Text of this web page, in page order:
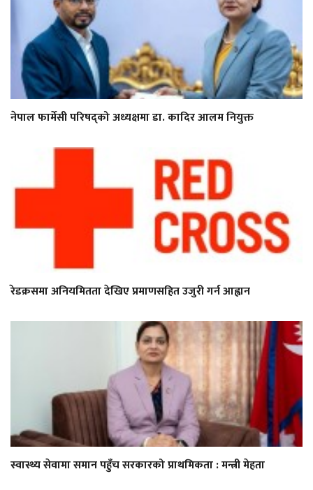
नेपाल फार्मेसी परिषद्को अध्यक्षमा डा. कादिर आलम नियुक्त
रेडक्रसमा अनियमितता देखिए प्रमाणसहित उजुरी गर्न आह्वान
स्वास्थ्य सेवामा समान पहुँच सरकारको प्राथमिकता : मन्त्री मेहता